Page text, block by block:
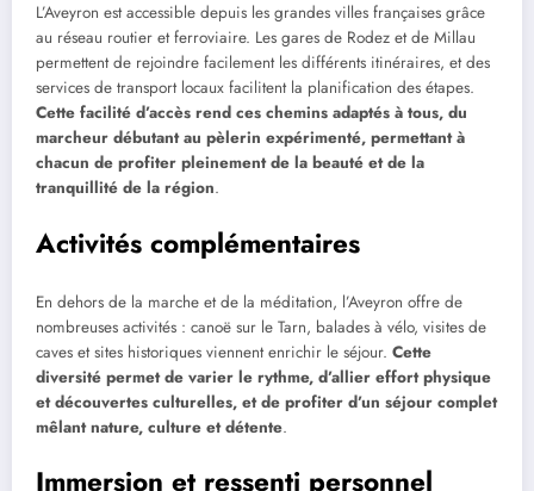
L’Aveyron est accessible depuis les grandes villes françaises grâce
au réseau routier et ferroviaire. Les gares de Rodez et de Millau
permettent de rejoindre facilement les différents itinéraires, et des
services de transport locaux facilitent la planification des étapes.
Cette facilité d’accès rend ces chemins adaptés à tous, du
marcheur débutant au pèlerin expérimenté, permettant à
chacun de profiter pleinement de la beauté et de la
tranquillité de la région.
Activités complémentaires
En dehors de la marche et de la méditation, l’Aveyron offre de
nombreuses activités : canoë sur le Tarn, balades à vélo, visites de
caves et sites historiques viennent enrichir le séjour. Cette
diversité permet de varier le rythme, d’allier effort physique
et découvertes culturelles, et de profiter d’un séjour complet
mêlant nature, culture et détente.
Immersion et ressenti personnel